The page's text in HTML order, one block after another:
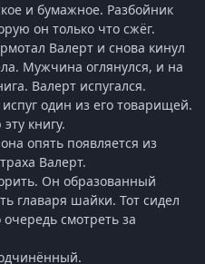
и бумажное. Разбойник
он только что сжёг.
Валерт и снова кинул
Мужчина оглянулся, и на
Валерт испугался.
один из его товарищей.
книгу.
опять появляется из
Валерт.
Он образованный
главаря шайки. Тот сидел
смотреть за